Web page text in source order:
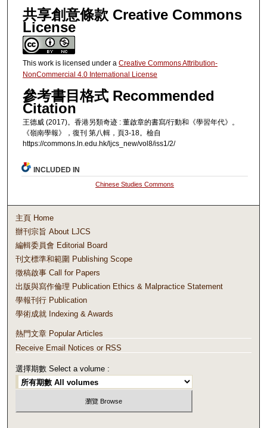
共享創意條款 Creative Commons
License
This work is licensed under a Creative Commons Attribution-
NonCommercial 4.0 International License
參考書目格式 Recommended
Citation
王德威 (2017)。香港另類奇迹 : 董啟章的書寫/行動和《學習年代》。
《嶺南學報》，復刊 第八輯，頁3-18。檢自
https://commons.ln.edu.hk/ljcs_new/vol8/iss1/2/
INCLUDED IN
Chinese Studies Commons
主頁 Home
辦刊宗旨 About LJCS
編輯委員會 Editorial Board
刊文標準和範圍 Publishing Scope
徵稿啟事 Call for Papers
出版與寫作倫理 Publication Ethics & Malpractice Statement
學報刊行 Publication
學術成就 Indexing & Awards
熱門文章 Popular Articles
Receive Email Notices or RSS
選擇期數 Select a volume :